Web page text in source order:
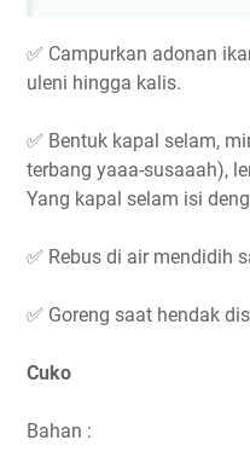
✅ Campurkan adonan
uleni hingga kalis.
✅ Bentuk kapal selam,
terbang yaaa-susaaah),
Yang kapal selam isi
✅ Rebus di air mendidih
✅ Goreng saat hendak
Cuko
Bahan :